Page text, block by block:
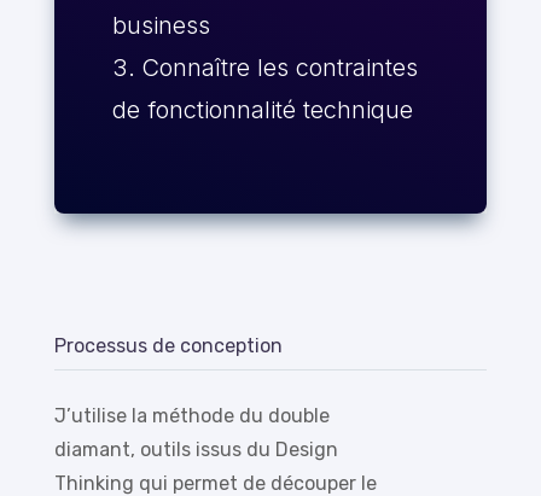
business
Connaître les contraintes
de fonctionnalité technique
Processus de conception
J’utilise la méthode du double
diamant, outils issus du Design
Thinking qui permet de découper le